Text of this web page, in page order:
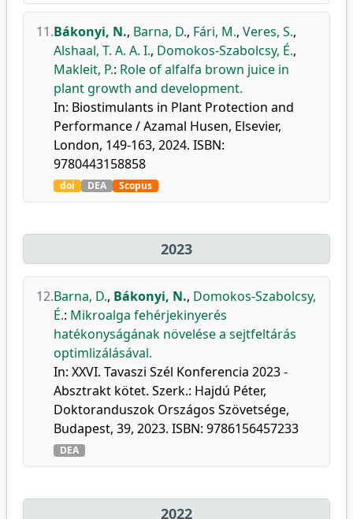
11.Bákonyi, N., Barna, D., Fári, M., Veres, S.,
Alshaal, T. A. A. I., Domokos-Szabolcsy, É.,
Makleit, P.: Role of alfalfa brown juice in
plant growth and development.
In: Biostimulants in Plant Protection and
Performance / Azamal Husen, Elsevier,
London, 149-163, 2024. ISBN:
9780443158858
doi DEA Scopus
2023
12.Barna, D., Bákonyi, N., Domokos-Szabolcsy,
É.: Mikroalga fehérjekinyerés
hatékonyságának növelése a sejtfeltárás
optimlizálásával.
In: XXVI. Tavaszi Szél Konferencia 2023 -
Absztrakt kötet. Szerk.: Hajdú Péter,
Doktoranduszok Országos Szövetsége,
Budapest, 39, 2023. ISBN: 9786156457233
DEA
2022